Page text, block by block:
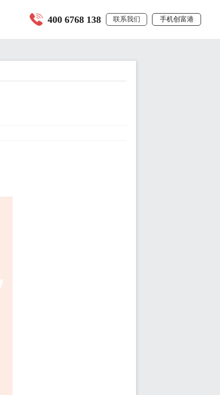
400 6768 138 联系我们 手机创富港